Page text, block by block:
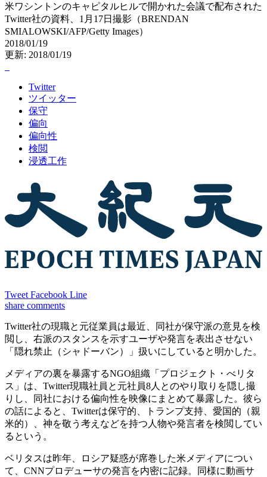
米ワシントンのキャピタルヒルで開かれた会議で配布された
Twitter社の資料、1月17日撮影（BRENDAN
SMIALOWSKI/AFP/Getty Images）
2018/01/19
更新: 2018/01/19
Twitter
ツイッター
保守
偏向
偏向性
検閲
浸透工作
Tweet Facebook Line
share comments
Twitter社の現職と元従業員は最近、同社が保守派の意見を検
閲し、右派のスタンスを示すユーザや発言を表出させない
「隠れ禁止（シャドーバン）」扱いにしていると明かした。
メディアの裏を暴露するNGO組織「プロジェクト・べリタ
ス」は、Twitter現職社員と元社員8人とのやり取りを隠し撮
りし、同社における偏向性を映像にまとめて暴露した。彼ら
の話によると、Twitterは保守的、トランプ支持、愛国的（親
米的）、神を敬う考えなどを持つ人物や発言者を検閲してい
るという。
ベリタスは昨年、ロシア疑惑が席巻した米メディアについ
て、CNNプロデューサの発言を内密に記録。同様に動画サ